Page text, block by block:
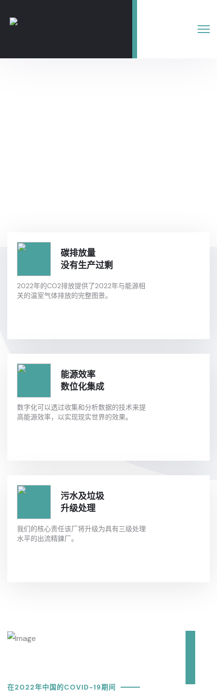
碳排放量
没有生产过剩
2022年的CO2排放提供了2022年与能源相
关的温室气体排放的完整图景。
能源效率
数位化集成
数字化可以透过收集和分析数据的技术来提
高能源效率，以实现现实世界的效果。
污水及垃圾
升级处理
我们的核心责任该厂将升级为具有三级处理
水平的出流精鍊厂。
在2022年中国的COVID-19期间